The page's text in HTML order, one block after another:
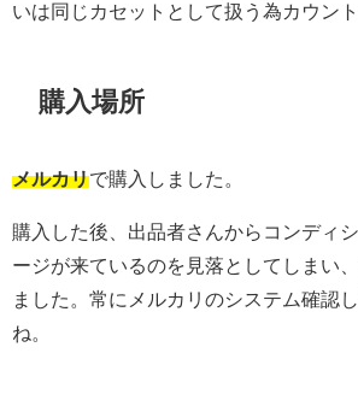
いは同じカセットとして扱う為カウント
購入場所
メルカリで購入しました。
購入した後、出品者さんからコンディ
ージが来ているのを見落としてしまい
ました。常にメルカリのシステム確認
ね。